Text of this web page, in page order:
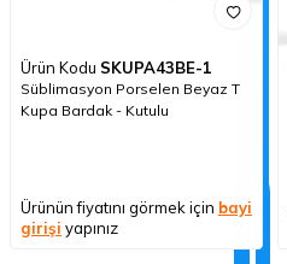
Ürün Kodu SKUPA43BE-1
Süblimasyon Porselen Beyaz T
Kupa Bardak - Kutulu
Ürünün fiyatını görmek için bayi
girişi yapınız